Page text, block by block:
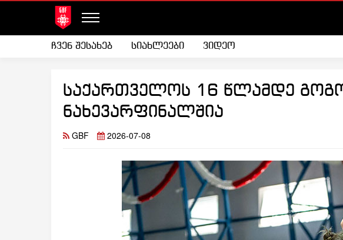
ჩვენ შესახებ სიახლეები ვიდეო
საქართველოს 16 წლამდე
ნახევარფინალშია
GBF 2026-07-08